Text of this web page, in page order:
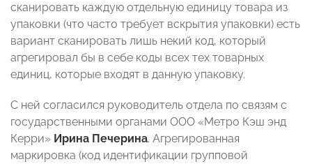
сканировать каждую отдельную единицу товара из
упаковки (что часто требует вскрытия упаковки) есть
вариант сканировать лишь некий код, который
агрегировал бы в себе коды всех тех товарных
единиц, которые входят в данную упаковку.
С ней согласился руководитель отдела по связям с
государственными органами ООО «Метро Кэш энд
Керри» Ирина Печерина. Агрегированная
маркировка (код идентификации групповой